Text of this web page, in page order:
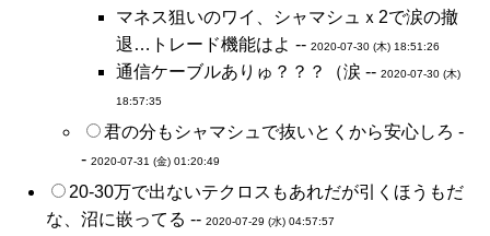
マネス狙いのワイ、シャマシュｘ2で涙の撤
退…トレード機能はよ -- 2020-07-30 (木) 18:51:26
通信ケーブルありゅ？？？（涙 -- 2020-07-30 (木)
18:57:35
君の分もシャマシュで抜いとくから安心しろ -
- 2020-07-31 (金) 01:20:49
20-30万で出ないテクロスもあれだが引くほうもだ
な、沼に嵌ってる -- 2020-07-29 (水) 04:57:57